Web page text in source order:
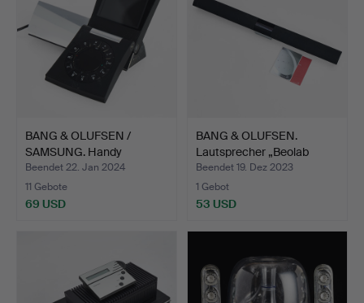
BANG & OLUFSEN /
SAMSUNG. Handy
„Serene“, …
Beendet 22. Jan 2024
11 Gebote
69 USD
BANG & OLUFSEN.
Lautsprecher „Beolab
3500".
Beendet 19. Dez 2023
1 Gebot
53 USD